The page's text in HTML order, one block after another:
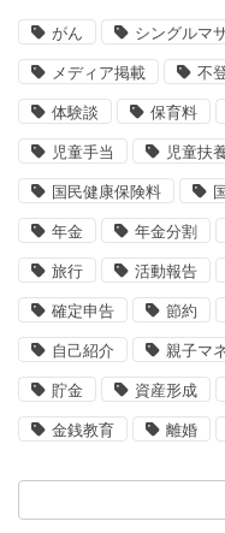
がん シングルマ
メディア掲載 不
体験談 保育料
児童手当 児童扶
国民健康保険料
年金 年金分割
旅行 活動報告
確定申告 節約
自己紹介 親子マ
貯金 資産形成
金銭教育 離婚